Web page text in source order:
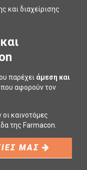
και διαχείρισης
παρέχει άμεση και
αφορούν τον
καινοτόμες
της Farmacon.
ΜΑΣ